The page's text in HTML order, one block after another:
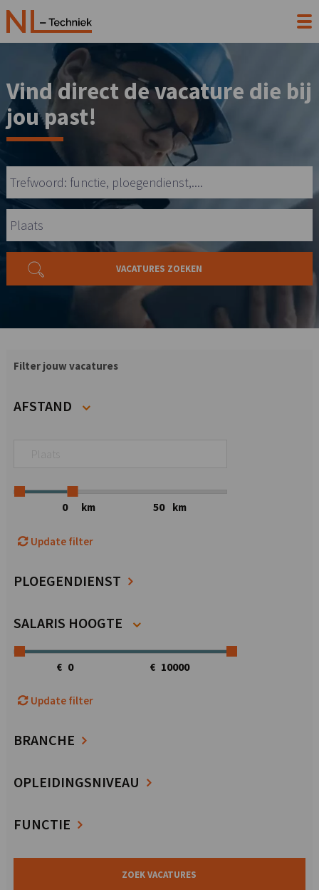
Vind direct de vacature die bij
jou past!
Filter jouw vacatures
AFSTAND
km km
Update filter
PLOEGENDIENST
SALARIS HOOGTE
€ €
Update filter
BRANCHE
OPLEIDINGSNIVEAU
FUNCTIE